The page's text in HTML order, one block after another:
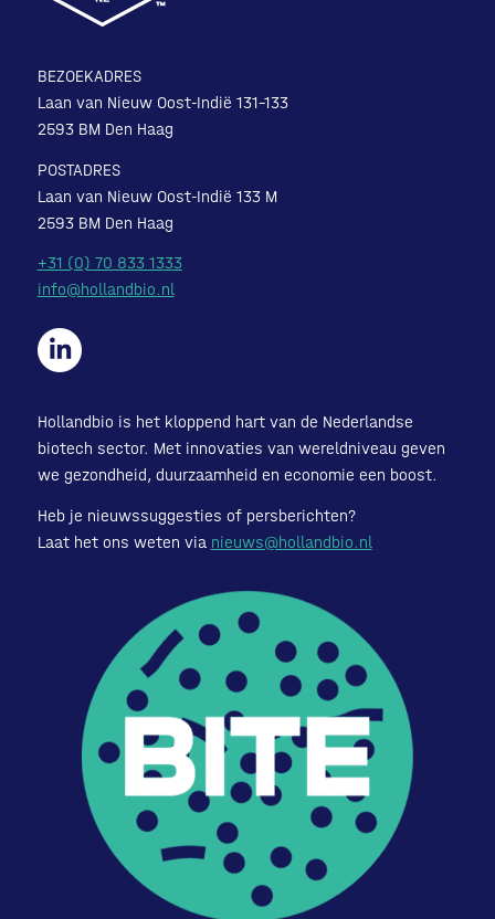
BEZOEKADRES
Laan van Nieuw Oost-Indië 131-133
2593 BM Den Haag
POSTADRES
Laan van Nieuw Oost-Indië 133 M
2593 BM Den Haag
+31 (0) 70 833 1333
info@hollandbio.nl
Hollandbio is het kloppend hart van de Nederlandse
biotech sector. Met innovaties van wereldniveau geven
we gezondheid, duurzaamheid en economie een boost.
Heb je nieuwssuggesties of persberichten?
Laat het ons weten via nieuws@hollandbio.nl